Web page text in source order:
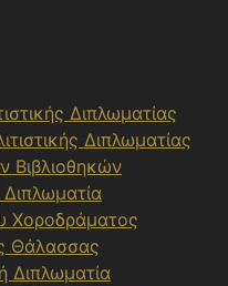
Διπλωματίας
Διπλωματίας
Βιβλιοθηκών
Χοροδράματος
Θάλασσας
Διπλωματία